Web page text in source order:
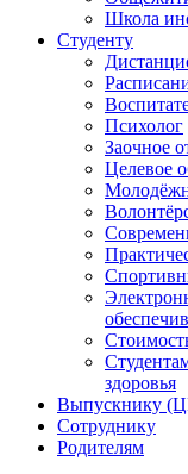
Школа
Студенту
Психолог
Заочное
Целевое
здоровья
Выпускнику
Сотруднику
Родителям